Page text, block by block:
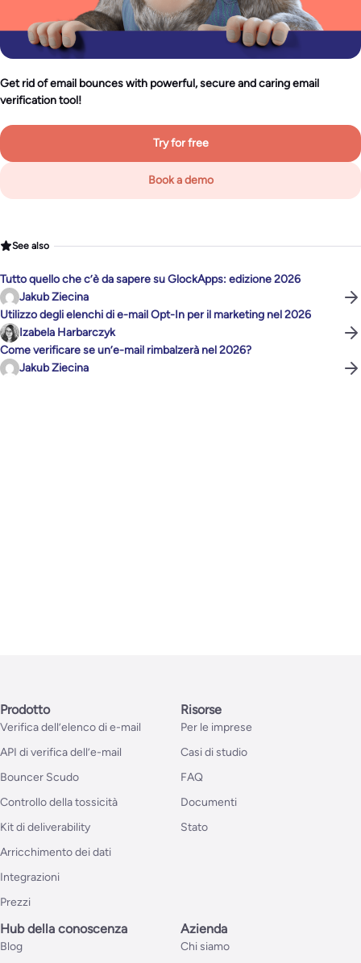
Get rid of email bounces with powerful, secure and caring email
verification tool!
Try for free
Book a demo
See also
Tutto quello che c’è da sapere su GlockApps: edizione 2026
Jakub Ziecina
Utilizzo degli elenchi di e-mail Opt-In per il marketing nel 2026
Izabela Harbarczyk
Come verificare se un’e-mail rimbalzerà nel 2026?
Jakub Ziecina
Prodotto
Verifica dell’elenco di e-mail
API di verifica dell’e-mail
Bouncer Scudo
Controllo della tossicità
Kit di deliverability
Arricchimento dei dati
Integrazioni
Prezzi
Risorse
Per le imprese
Casi di studio
FAQ
Documenti
Stato
Hub della conoscenza
Blog
Azienda
Chi siamo